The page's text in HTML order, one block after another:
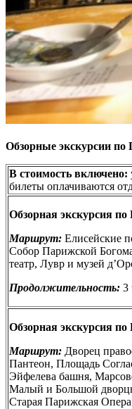
Обзорные экскурсии по
В стоимость включено:
билеты оплачиваются
Обзорная экскурсия
Маршрут: Елисейские
Собор Парижской
театр, Лувр и музей
Продолжительность: 3
Обзорная экскурсия
Маршрут: Дворец
Пантеон, Площадь
Эйфелева башня,
Малый и Большой
Старая Парижская